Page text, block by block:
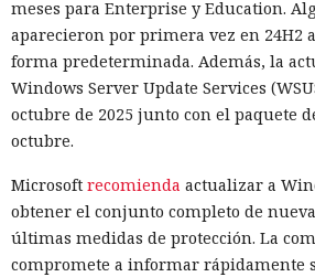
meses para Enterprise y Education.
aparecieron por primera vez en 24H2
forma predeterminada. Además, la
Windows Server Update Services
octubre de 2025 junto con el paquete
octubre.
Microsoft recomienda actualizar a
obtener el conjunto completo de
últimas medidas de protección. La
compromete a informar rápidamente